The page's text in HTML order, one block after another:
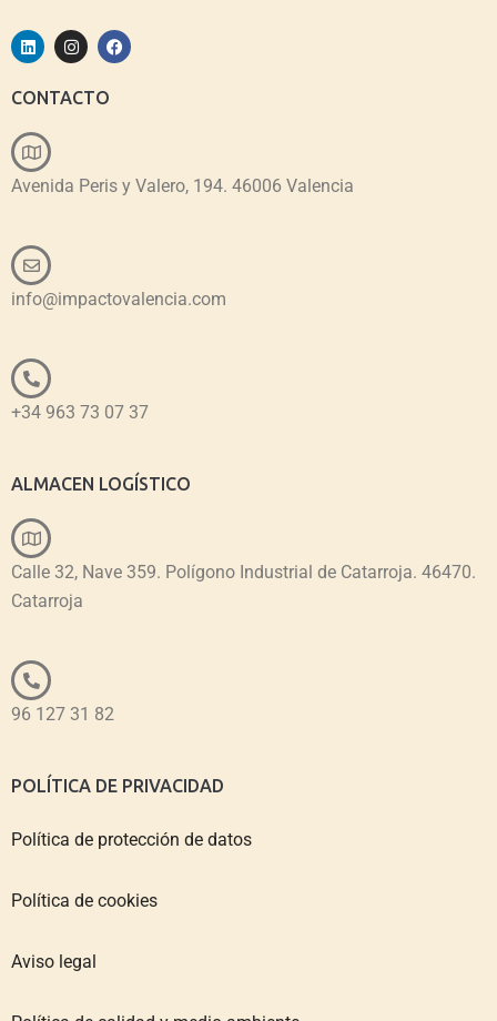
CONTACTO
Avenida Peris y Valero, 194. 46006 Valencia
info@impactovalencia.com
+34 963 73 07 37
ALMACEN LOGÍSTICO
Calle 32, Nave 359. Polígono Industrial de Catarroja. 46470.
Catarroja
96 127 31 82
POLÍTICA DE PRIVACIDAD
Política de protección de datos
Política de cookies
Aviso legal